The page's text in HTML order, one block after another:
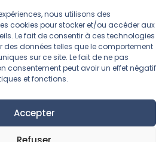
nous utilisons des
cookies pour stocker et/ou accéder aux
Le fait de consentir à ces technologies
des données telles que le comportement
sur ce site. Le fait de ne pas
consentement peut avoir un effet négatif
et fonctions.
Accepter